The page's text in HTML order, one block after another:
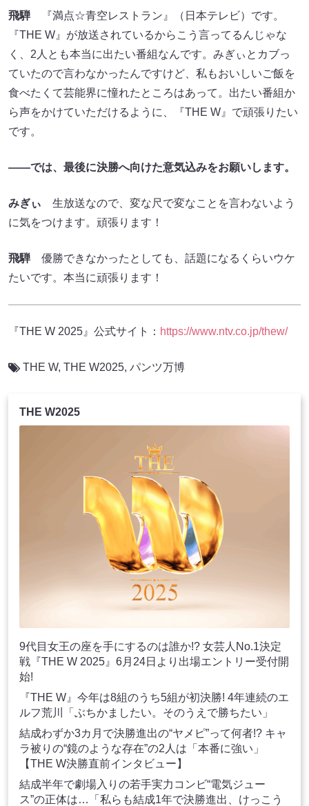
飛騨 『満点☆青空レストラン』（日本テレビ）です。
『THE W』が放送されているからこう言ってるんじゃな
く、2人とも本当に出たい番組なんです。みぎぃとカブっ
ていたので言わなかったんですけど、私もおいしいご飯を
食べたくて芸能界に憧れたところはあって。出たい番組か
ら声をかけていただけるように、『THE W』で頑張りたい
です。
――では、最後に決勝へ向けた意気込みをお願いします。
みぎぃ 生放送なので、変な尺で変なことを言わないよう
に気をつけます。頑張ります！
飛騨 優勝できなかったとしても、話題になるくらいウケ
たいです。本当に頑張ります！
『THE W 2025』公式サイト： https://www.ntv.co.jp/thew/
THE W, THE W2025, パンツ万博
THE W2025
9代目女王の座を手にするのは誰か!? 女芸人No.1決定
戦『THE W 2025』6月24日より出場エントリー受付開
始!
『THE W』今年は8組のうち5組が初決勝! 4年連続のエ
ルフ荒川「ぶちかましたい。そのうえで勝ちたい」
結成わずか3カ月で決勝進出の“ヤメピ”って何者!? キャ
ラ被りの“鏡のような存在”の2人は「本番に強い」
【THE W決勝直前インタビュー】
結成半年で劇場入りの若手実力コンビ“電気ジュー
ス”の正体は…「私らも結成1年で決勝進出、けっこう